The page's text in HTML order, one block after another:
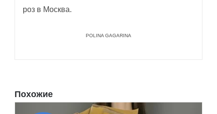
роз в Москва.
POLINA GAGARINA
Похожие